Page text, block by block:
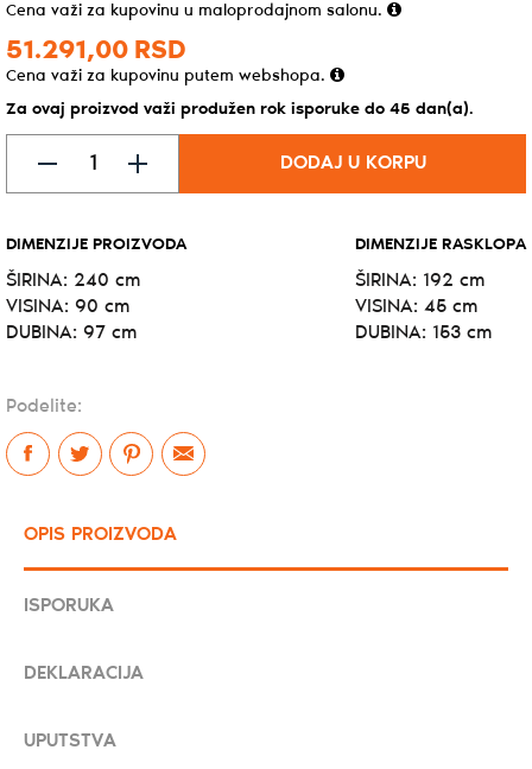
Cena važi za kupovinu u maloprodajnom salonu.
51.291,00 RSD
Cena važi za kupovinu putem webshopa.
Za ovaj proizvod važi produžen rok isporuke do 45 dan(a).
DODAJ U KORPU
DIMENZIJE PROIZVODA
ŠIRINA: 240 cm
VISINA: 90 cm
DUBINA: 97 cm
DIMENZIJE RASKLOPA
ŠIRINA: 192 cm
VISINA: 45 cm
DUBINA: 153 cm
Podelite:
OPIS PROIZVODA
ISPORUKA
DEKLARACIJA
UPUTSTVA